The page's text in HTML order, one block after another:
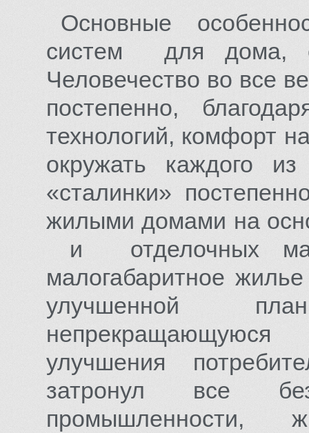
Основные
систем для дома,
Человечество во все
постепенно,
технологий, комфорт
окружать каждого
«сталинки»
жилыми домами на
и отделочных
малогабаритное
улучшенной
улучшения
затронул все
промышленности,